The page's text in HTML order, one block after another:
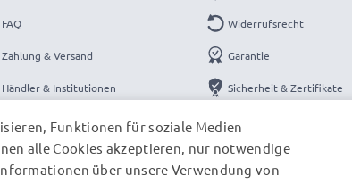
FAQ
Zahlung & Versand
Händler & Institutionen
Kataloge
Kontakt
Widerrufsrecht
Garantie
Sicherheit & Zertifikate
Impressum
Funktionen für soziale Medien
alle Cookies akzeptieren, nur notwendige
über unsere Verwendung von